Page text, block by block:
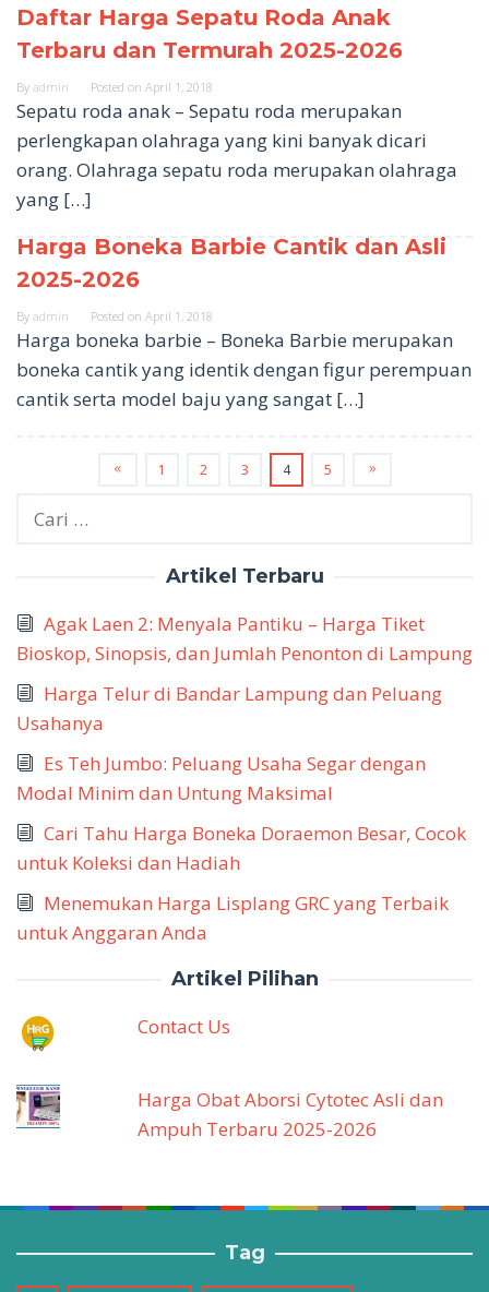
Daftar Harga Sepatu Roda Anak
Terbaru dan Termurah 2025-2026
By admin Posted on April 1, 2018
Sepatu roda anak – Sepatu roda merupakan
perlengkapan olahraga yang kini banyak dicari
orang. Olahraga sepatu roda merupakan olahraga
yang […]
Harga Boneka Barbie Cantik dan Asli
2025-2026
By admin Posted on April 1, 2018
Harga boneka barbie – Boneka Barbie merupakan
boneka cantik yang identik dengan figur perempuan
cantik serta model baju yang sangat […]
1 2 3 4 5
Artikel Terbaru
Agak Laen 2: Menyala Pantiku – Harga Tiket
Bioskop, Sinopsis, dan Jumlah Penonton di Lampung
Harga Telur di Bandar Lampung dan Peluang
Usahanya
Es Teh Jumbo: Peluang Usaha Segar dengan
Modal Minim dan Untung Maksimal
Cari Tahu Harga Boneka Doraemon Besar, Cocok
untuk Koleksi dan Hadiah
Menemukan Harga Lisplang GRC yang Terbaik
untuk Anggaran Anda
Artikel Pilihan
Contact Us
Harga Obat Aborsi Cytotec Asli dan
Ampuh Terbaru 2025-2026
Tag